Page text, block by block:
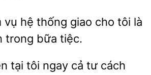
vụ hệ thống
cho tôi là
trong bữa tiệc.
tại
ngay cả tư cách